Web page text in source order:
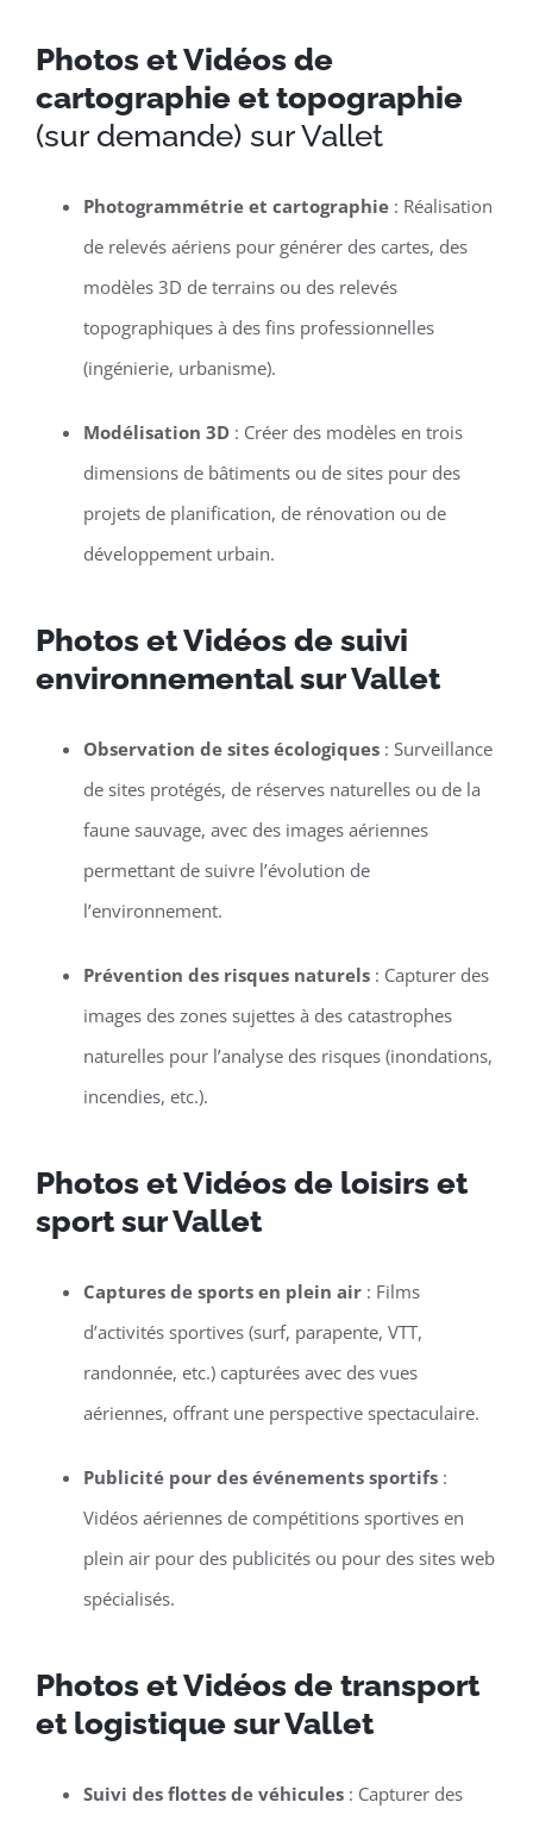
Photos et Vidéos de
cartographie et topographie
(sur demande) sur Vallet
Photogrammétrie et cartographie: Réalisation
de relevés aériens pour générer des cartes, des
modèles 3D de terrains ou des relevés
topographiques à des fins professionnelles
(ingénierie, urbanisme).
Modélisation 3D: Créer des modèles en trois
dimensions de bâtiments ou de sites pour des
projets de planification, de rénovation ou de
développement urbain.
Photos et Vidéos de suivi
environnemental sur Vallet
Observation de sites écologiques: Surveillance
de sites protégés, de réserves naturelles ou de la
faune sauvage, avec des images aériennes
permettant de suivre l’évolution de
l’environnement.
Prévention des risques naturels: Capturer des
images des zones sujettes à des catastrophes
naturelles pour l’analyse des risques (inondations,
incendies, etc.).
Photos et Vidéos de loisirs et
sport sur Vallet
Captures de sports en plein air: Films
d’activités sportives (surf, parapente, VTT,
randonnée, etc.) capturées avec des vues
aériennes, offrant une perspective spectaculaire.
Publicité pour des événements sportifs:
Vidéos aériennes de compétitions sportives en
plein air pour des publicités ou pour des sites web
spécialisés.
Photos et Vidéos de transport
et logistique sur Vallet
Suivi des flottes de véhicules: Capturer des